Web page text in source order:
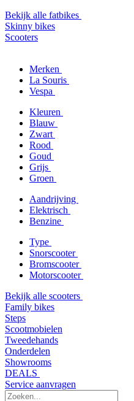
Bekijk alle fatbikes
Skinny bikes
Scooters
Merken
La Souris
Vespa
Kleuren
Blauw
Zwart
Rood
Goud
Grijs
Groen
Aandrijving
Elektrisch
Benzine
Type
Snorscooter
Bromscooter
Motorscooter
Bekijk alle scooters
Family bikes
Steps
Scootmobielen
Tweedehands
Onderdelen
Showrooms
DEALS
Service aanvragen